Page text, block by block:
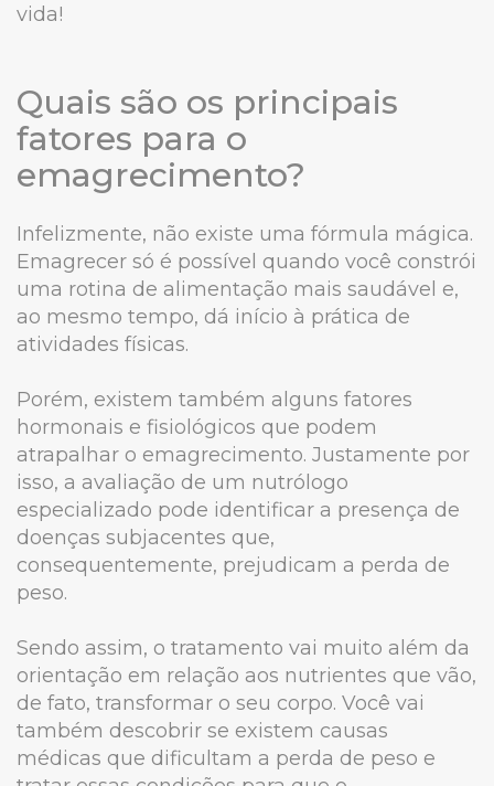
vida!
Quais são os principais
fatores para o
emagrecimento?
Infelizmente, não existe uma fórmula mágica.
Emagrecer só é possível quando você constrói
uma rotina de alimentação mais saudável e,
ao mesmo tempo, dá início à prática de
atividades físicas.
Porém, existem também alguns fatores
hormonais e fisiológicos que podem
atrapalhar o emagrecimento. Justamente por
isso, a avaliação de um nutrólogo
especializado pode identificar a presença de
doenças subjacentes que,
consequentemente, prejudicam a perda de
peso.
Sendo assim, o tratamento vai muito além da
orientação em relação aos nutrientes que vão,
de fato, transformar o seu corpo. Você vai
também descobrir se existem causas
médicas que dificultam a perda de peso e